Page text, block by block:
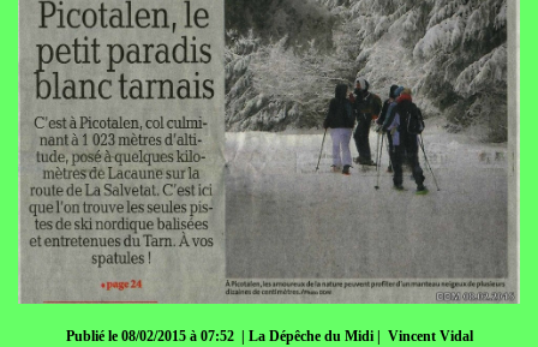
Publié le 08/02/2015 à 07:52 | La Dépêche du Midi | Vincent Vidal